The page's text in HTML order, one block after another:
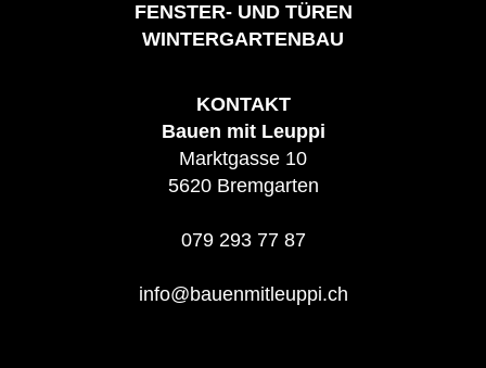
FENSTER- UND TÜREN
WINTERGARTENBAU
KONTAKT
Bauen mit Leuppi
Marktgasse 10
5620 Bremgarten
079 293 77 87
info@bauenmitleuppi.ch